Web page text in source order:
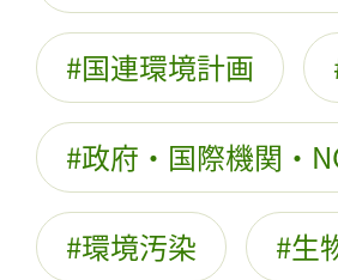
国連環境計画
政府・国際機関・
環境汚染 生